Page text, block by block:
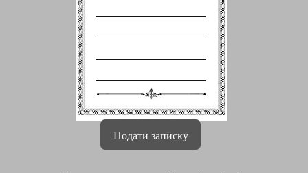
Подати записку